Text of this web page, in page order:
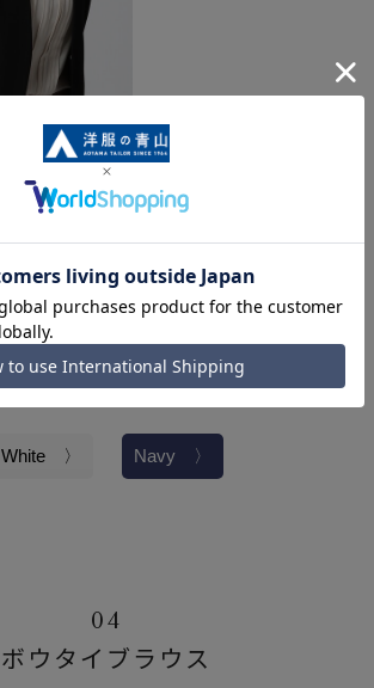
COLOR
White 〉 Navy 〉
04
ボウタイブラウス